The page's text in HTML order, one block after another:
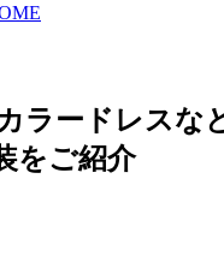
ラードレスな
をご紹介